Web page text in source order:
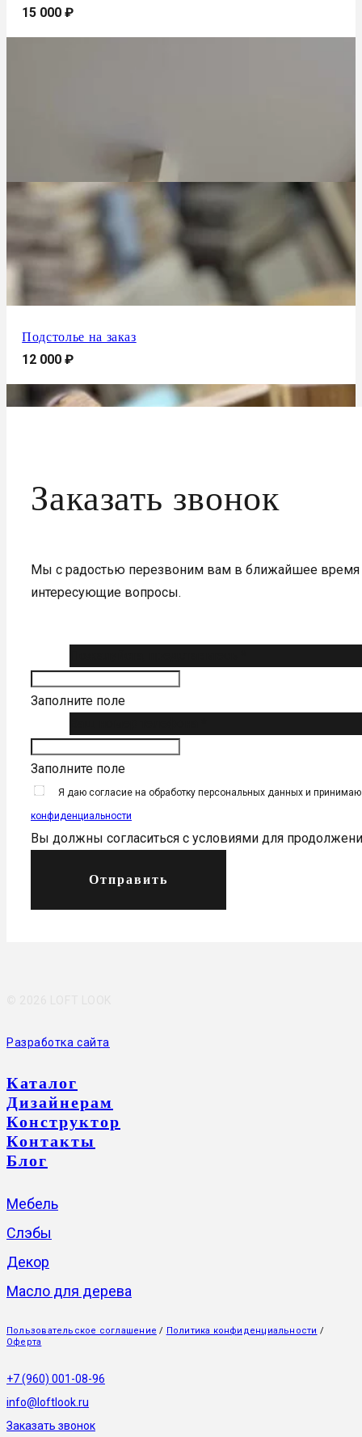
15 000₽
Подстолье на заказ
12 000₽
Заказать звонок
Мы с радостью перезвоним вам в ближайшее время
интересующие вопросы.
Заполните поле
Заполните поле
Я даю согласие на обработку персональных данных и
конфиденциальности
Вы должны согласиться с условиями для
Отправить
Разработка сайта
Каталог
Дизайнерам
Конструктор
Контакты
Блог
Мебель
Слэбы
Декор
Масло для дерева
Пользовательское соглашение / Политика конфиденциальности /
Оферта
+7 (960) 001-08-96
info@loftlook.ru
Заказать звонок